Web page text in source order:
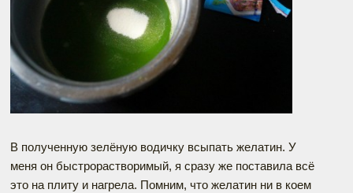
В полученную зелёную водичку всыпать желатин. У
меня он быстрорастворимый, я сразу же поставила всё
это на плиту и нагрела. Помним, что желатин ни в коем